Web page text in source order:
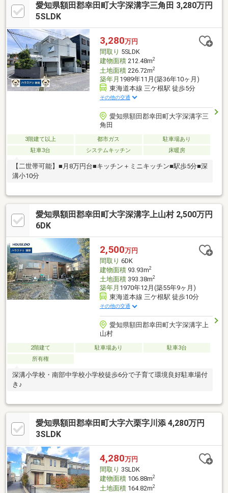
愛知県額田郡幸田町大字深溝字三角田 3,280万円
5SLDK
3,280万円
間取り 5SLDK
建物面積212.48m2
土地面積226.72m2
築年月 1989年11月(築36年10ヶ月)
東海道本線 三ケ根駅 徒歩5分
その他の交通
愛知県額田郡幸田町大字深溝字三
角田
3階建て以上 都市ガス
駐車場あり
駐車3台
システムキッチン 床暖房
【二世帯可能】■月8万円台■キッチン＋ミニキッチン■駅歩5分■深
溝小10分
愛知県額田郡幸田町大字深溝字上山村 2,500万円
6DK
2,500万円
間取り 6DK
建物面積93.93m2
土地面積393.38m2
築年月 1970年12月(築55年9ヶ月)
東海道本線 三ケ根駅 徒歩10分
その他の交通
愛知県額田郡幸田町大字深溝字上
山村
2階建て 駐車場あり
駐車3台
所有権
深溝小学校・南部中学校小学校徒歩6分で子育て環境良好駐車場付
き♪
愛知県額田郡幸田町大字六栗字川添 4,280万円
3SLDK
4,280万円
間取り 3SLDK
建物面積106.88m2
土地面積164.82m2